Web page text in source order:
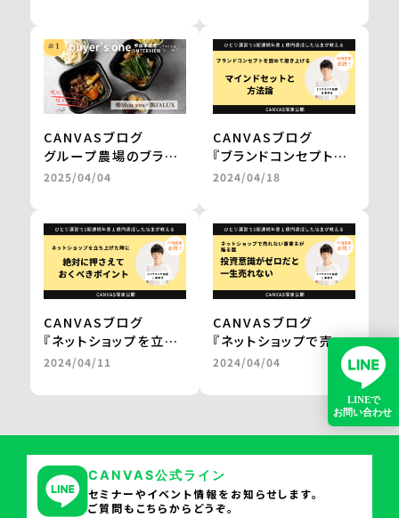
拡大を実現 ＜from
buyer’s one＞
実現 ＜from
buyer’s one＞
CANVASブログ
グループ農場のブラン
ド和牛を、レンジアップ
百貨店やJALの通販で
の販売を実現
＜from buyer’s
one＞
2025/04/04
CANVASブログ
『ブランドコンセプトを
固めて磨き上げる
by 三浦卓也氏
2024/04/18
CANVASブログ
『ネットショップを立ち
上げた時に
きポイント。』
2024/04/11
CANVASブログ
『ネットショップで売れ
ない事業主が陥る罠。
投資意識がゼロだと一
生売れない。』
2024/04/04
CANVAS公式ライン
セミナーやイベント情報をお知らせします。
ご質問もこちらからどうぞ。